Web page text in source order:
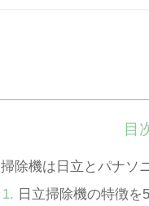
目
掃除機は日立とパナソ
日立掃除機の特徴を